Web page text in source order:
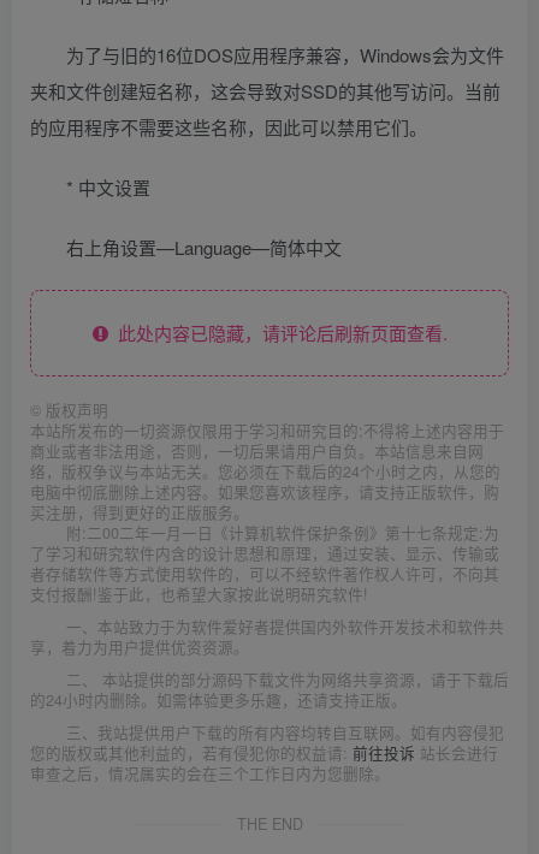
为了与旧的16位DOS应用程序兼容，Windows会为文件
夹和文件创建短名称，这会导致对SSD的其他写访问。当前
的应用程序不需要这些名称，因此可以禁用它们。
* 中文设置
右上角设置—Language—简体中文
此处内容已隐藏，请评论后刷新页面查看.
© 版权声明
本站所发布的一切资源仅限用于学习和研究目的;不得将上述内容用于
商业或者非法用途，否则，一切后果请用户自负。本站信息来自网
络，版权争议与本站无关。您必须在下载后的24个小时之内，从您的
电脑中彻底删除上述内容。如果您喜欢该程序，请支持正版软件，购
买注册，得到更好的正版服务。
附:二00二年一月一日《计算机软件保护条例》第十七条规定:为
了学习和研究软件内含的设计思想和原理，通过安装、显示、传输或
者存储软件等方式使用软件的，可以不经软件著作权人许可，不向其
支付报酬!鉴于此，也希望大家按此说明研究软件!
一、本站致力于为软件爱好者提供国内外软件开发技术和软件共
享，着力为用户提供优资资源。
二、 本站提供的部分源码下载文件为网络共享资源，请于下载后
的24小时内删除。如需体验更多乐趣，还请支持正版。
三、我站提供用户下载的所有内容均转自互联网。如有内容侵犯
您的版权或其他利益的，若有侵犯你的权益请: 前往投诉 站长会进行
审查之后，情况属实的会在三个工作日内为您删除。
THE END